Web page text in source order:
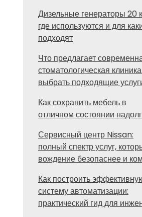
Дизельные генераторы 20
где используются и для
подходят
Что предлагает
стоматологическая
выбрать подходящие
Как сохранить мебель в
отличном состоянии
Сервисный центр Nissan:
полный спектр услуг,
вождение безопаснее и
Как построить
систему автоматизации:
практический гид для